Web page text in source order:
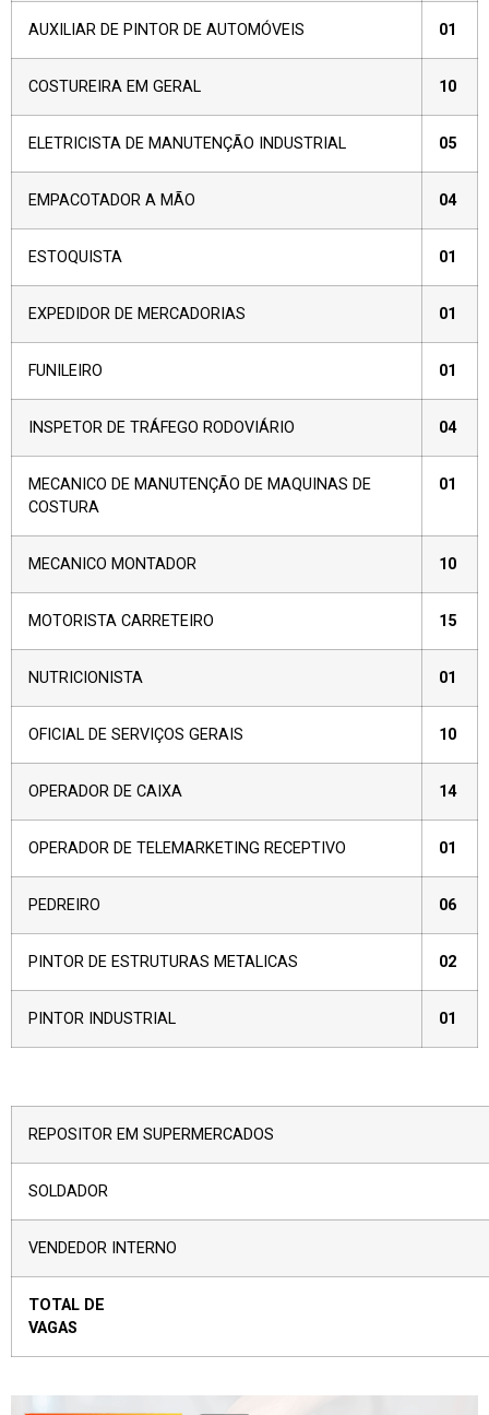
AUXILIAR DE PINTOR DE AUTOMÓVEIS 01
COSTUREIRA EM GERAL 10
ELETRICISTA DE MANUTENÇÃO INDUSTRIAL 05
EMPACOTADOR A MÃO 04
ESTOQUISTA 01
EXPEDIDOR DE MERCADORIAS 01
FUNILEIRO 01
INSPETOR DE TRÁFEGO RODOVIÁRIO 04
MECANICO DE MANUTENÇÃO DE MAQUINAS DE
COSTURA
01
MECANICO MONTADOR 10
MOTORISTA CARRETEIRO 15
NUTRICIONISTA 01
OFICIAL DE SERVIÇOS GERAIS 10
OPERADOR DE CAIXA 14
OPERADOR DE TELEMARKETING RECEPTIVO 01
PEDREIRO 06
PINTOR DE ESTRUTURAS METALICAS 02
PINTOR INDUSTRIAL 01
REPOSITOR EM SUPERMERCADOS
SOLDADOR
VENDEDOR INTERNO
TOTAL DE